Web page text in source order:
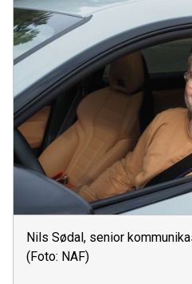
Nils Sødal, senior
(Foto: NAF)